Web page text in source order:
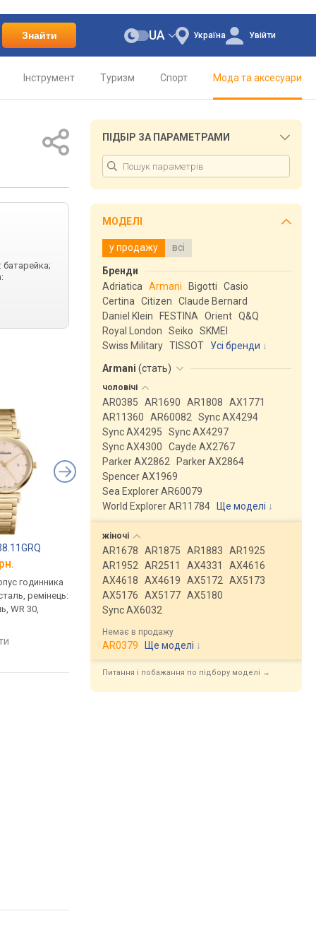
Знайти Україна
UA Увійти
Інструмент Туризм Спорт Мода та аксесуари
батарейка;
годинника
ремінець:
WR 30,
Freelook F.4.1018.03
від 8 518 грн.
кварцові, корпус годинника
нержавіюча сталь, ремінець:
браслет сталь, WR 50,
порівняти
Michael Kors
від 7 700 грн.
кварцові, корпус
ПІДБІР ЗА ПАРАМЕТРАМИ
МОДЕЛІ
у продажу всі
Бренди
Adriatica
Armani Bigotti
Casio
Certina
Citizen
Claude Bernard
Daniel Klein
FESTINA Orient Q&Q
Royal London
Seiko
SKMEI
Swiss Military TISSOT
Усі бренди
Armani (стать)
чоловічі
AR0385 AR1690 AR1808
AX1771
AR11360
AR60082
Sync AX4294
Sync AX4295
Sync AX4297
Sync AX4300
Cayde AX2767
Parker AX2862
Parker AX2864
Spencer AX1969
Sea Explorer AR60079
World Explorer AR11784
Ще моделі ↓
жіночі
AR1678 AR1875 AR1883
AR1925
AR1952
AR2511 AX4331
AX4616
AX4618
AX4619 AX5172
AX5173
AX5176
AX5177 AX5180
Sync AX6032
Немає в продажу
AR0379 Ще моделі ↓
Питання і побажання по підбору моделі →